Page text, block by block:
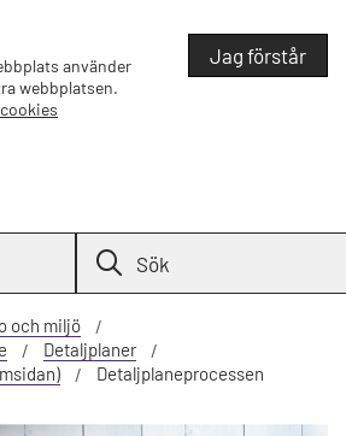
använder
webbplatsen.
Jag förstår
Sök
och miljö
Detaljplaner
Detaljplaneprocessen